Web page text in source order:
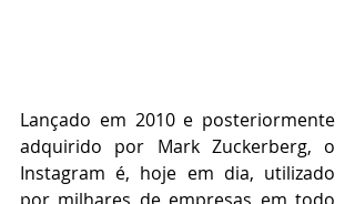
Lançado em 2010 e posteriormente
adquirido por Mark Zuckerberg, o
Instagram é, hoje em dia, utilizado